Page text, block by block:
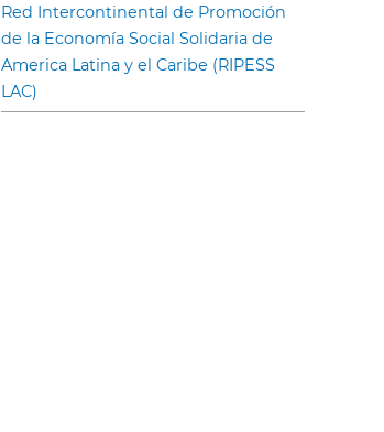
Red Intercontinental de Promoción
de la Economía Social Solidaria de
America Latina y el Caribe (RIPESS
LAC)